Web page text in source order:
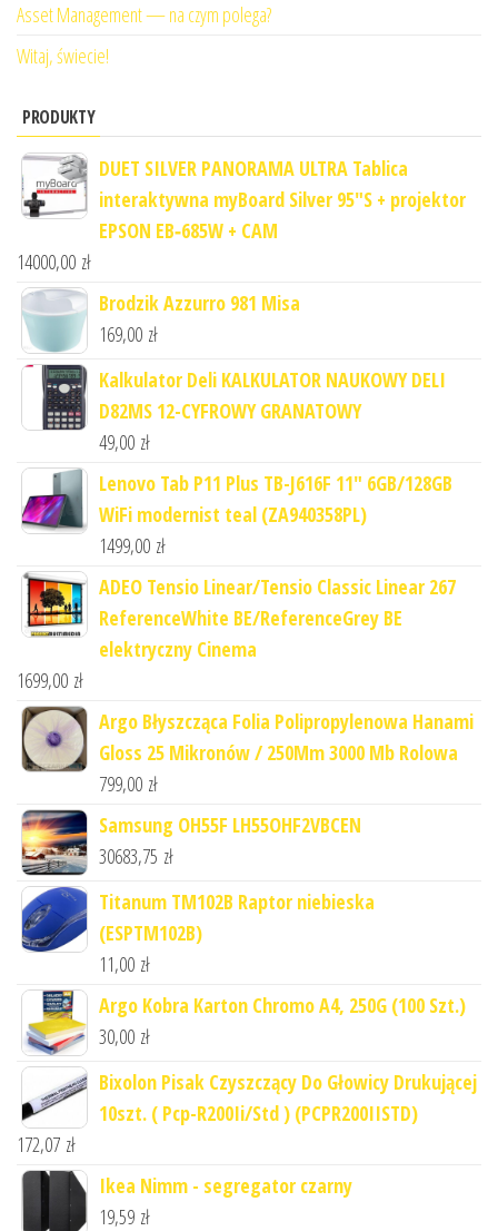
Asset Management — na czym polega?
Witaj, świecie!
PRODUKTY
DUET SILVER PANORAMA ULTRA Tablica
interaktywna myBoard Silver 95"S + projektor
EPSON EB‑685W + CAM
14000,00 zł
Brodzik Azzurro 981 Misa
169,00 zł
Kalkulator Deli KALKULATOR NAUKOWY DELI
D82MS 12-CYFROWY GRANATOWY
49,00 zł
Lenovo Tab P11 Plus TB-J616F 11" 6GB/128GB
WiFi modernist teal (ZA940358PL)
1499,00 zł
ADEO Tensio Linear/Tensio Classic Linear 267
ReferenceWhite BE/ReferenceGrey BE
elektryczny Cinema
1699,00 zł
Argo Błyszcząca Folia Polipropylenowa Hanami
Gloss 25 Mikronów / 250Mm 3000 Mb Rolowa
799,00 zł
Samsung OH55F LH55OHF2VBCEN
30683,75 zł
Titanum TM102B Raptor niebieska
(ESPTM102B)
11,00 zł
Argo Kobra Karton Chromo A4, 250G (100 Szt.)
30,00 zł
Bixolon Pisak Czyszczący Do Głowicy Drukującej
10szt. ( Pcp-R200Ii/Std ) (PCPR200IISTD)
172,07 zł
Ikea Nimm - segregator czarny
19,59 zł